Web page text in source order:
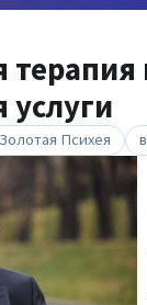
услуги
Золотая Психея